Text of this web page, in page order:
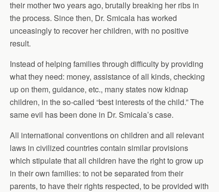
their mother two years ago, brutally breaking her ribs in
the process. Since then, Dr. Smicala has worked
unceasingly to recover her children, with no positive
result.
Instead of helping families through difficulty by providing
what they need: money, assistance of all kinds, checking
up on them, guidance, etc., many states now kidnap
children, in the so-called “best interests of the child.” The
same evil has been done in Dr. Smicala’s case.
All international conventions on children and all relevant
laws in civilized countries contain similar provisions
which stipulate that all children have the right to grow up
in their own families: to not be separated from their
parents, to have their rights respected, to be provided with